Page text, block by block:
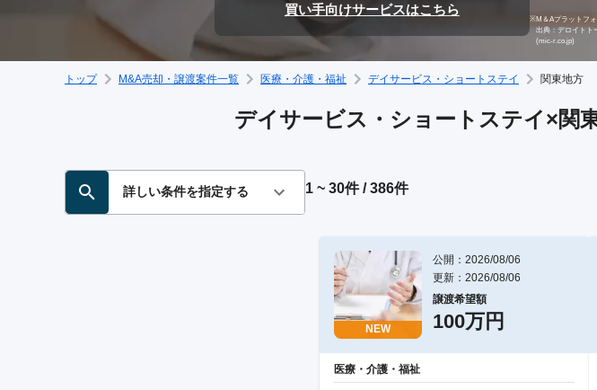
買い手向けサービスはこちら
※M＆Aプラットフ
出典：デロイトト
(mic-r.co.jp)
トップ M&A売却・譲渡案件一覧 医療・介護・福祉 デイサービス・ショートステイ 関東地方
デイサービス・ショートステイ×関
詳しい条件を指定する 1 ~ 30件 / 386件
NEW
公開：2026/08/06
更新：2026/08/06
譲渡希望額
100万円
医療・介護・福祉